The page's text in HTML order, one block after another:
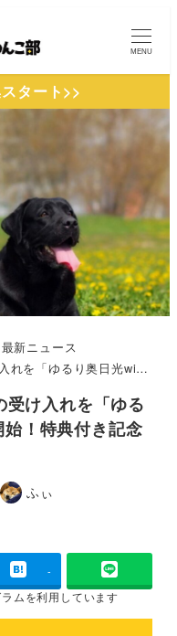
MENU
タート>>
最新ニュース
開始！特典付き記念プランの販売もスタート♪
受け入れを「ゆる
！特典付き記念
著
ふぃ
-
ムを利用しています